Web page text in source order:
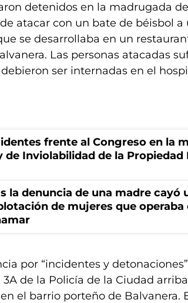
detenidos en la madrugada
atacar con un bate de béisbol a
se desarrollaba en un
Las personas atacadas
ser internadas en el
frente al Congreso en la
de Inviolabilidad de la Propiedad
la denuncia de una madre cayó
de mujeres que operaba
por “incidentes y
de la Policía de la Ciudad
el barrio porteño de Balvanera.